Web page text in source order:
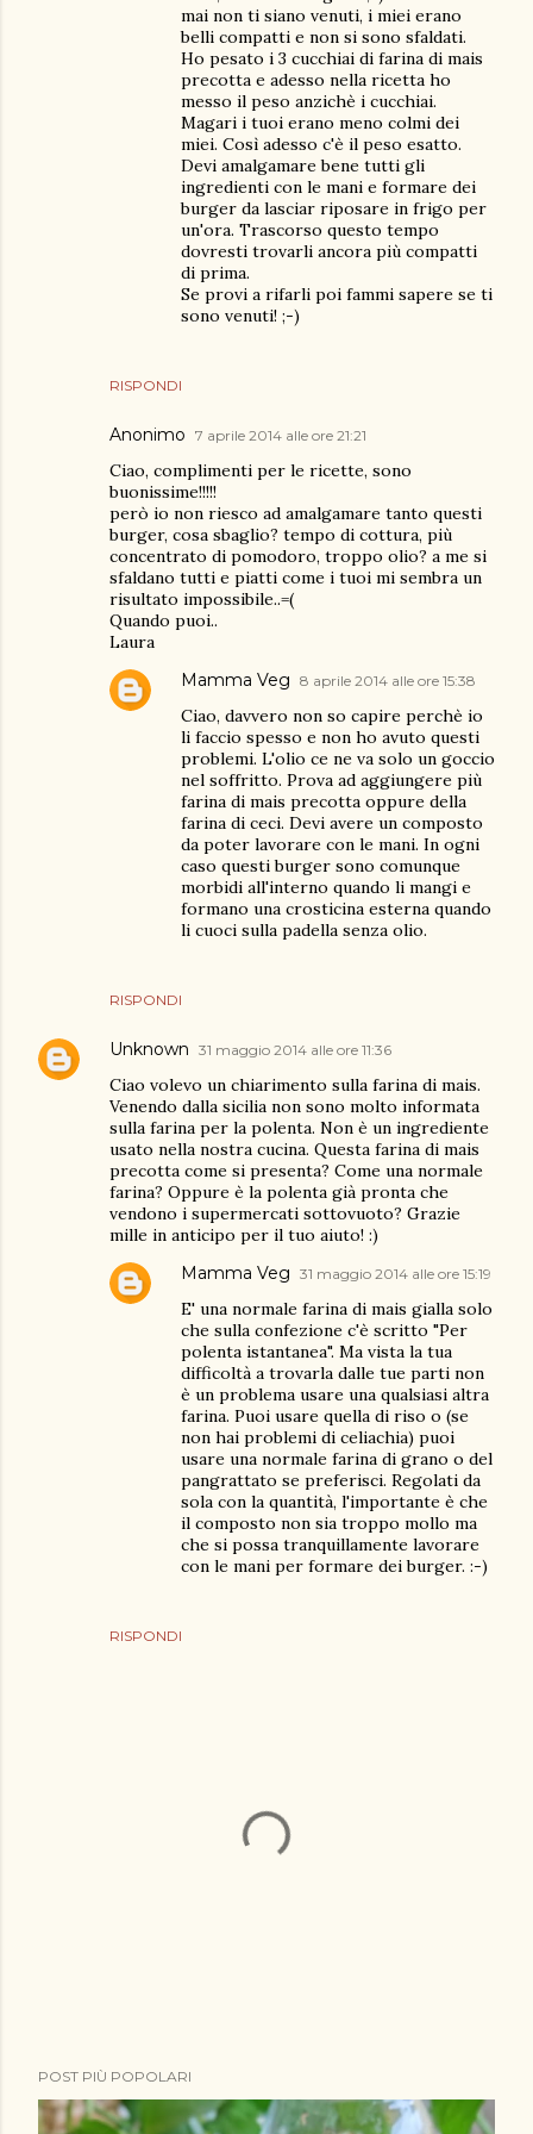
RISPONDI
mai non ti siano venuti, i miei erano
belli compatti e non si sono sfaldati.
Ho pesato i 3 cucchiai di farina di mais
precotta e adesso nella ricetta ho
messo il peso anzichè i cucchiai.
Magari i tuoi erano meno colmi dei
miei. Così adesso c'è il peso esatto.
Devi amalgamare bene tutti gli
ingredienti con le mani e formare dei
burger da lasciar riposare in frigo per
un'ora. Trascorso questo tempo
dovresti trovarli ancora più compatti
di prima.
Se provi a rifarli poi fammi sapere se ti
sono venuti! ;-)
Anonimo 7 aprile 2014 alle ore 21:21
Ciao, complimenti per le ricette, sono
buonissime!!!!!
però io non riesco ad amalgamare tanto questi
burger, cosa sbaglio? tempo di cottura, più
concentrato di pomodoro, troppo olio? a me si
sfaldano tutti e piatti come i tuoi mi sembra un
risultato impossibile..=(
Quando puoi..
Laura
RISPONDI
Mamma Veg 8 aprile 2014 alle ore 15:38
Ciao, davvero non so capire perchè io
li faccio spesso e non ho avuto questi
problemi. L'olio ce ne va solo un goccio
nel soffritto. Prova ad aggiungere più
farina di mais precotta oppure della
farina di ceci. Devi avere un composto
da poter lavorare con le mani. In ogni
caso questi burger sono comunque
morbidi all'interno quando li mangi e
formano una crosticina esterna quando
li cuoci sulla padella senza olio.
Unknown 31 maggio 2014 alle ore 11:36
Ciao volevo un chiarimento sulla farina di mais.
Venendo dalla sicilia non sono molto informata
sulla farina per la polenta. Non è un ingrediente
usato nella nostra cucina. Questa farina di mais
precotta come si presenta? Come una normale
farina? Oppure è la polenta già pronta che
vendono i supermercati sottovuoto? Grazie
mille in anticipo per il tuo aiuto! :)
RISPONDI
Mamma Veg 31 maggio 2014 alle ore 15:19
E' una normale farina di mais gialla solo
che sulla confezione c'è scritto "Per
polenta istantanea". Ma vista la tua
difficoltà a trovarla dalle tue parti non
è un problema usare una qualsiasi altra
farina. Puoi usare quella di riso o (se
non hai problemi di celiachia) puoi
usare una normale farina di grano o del
pangrattato se preferisci. Regolati da
sola con la quantità, l'importante è che
il composto non sia troppo mollo ma
che si possa tranquillamente lavorare
con le mani per formare dei burger. :-)
o
s
POST PIÙ POPOLARI